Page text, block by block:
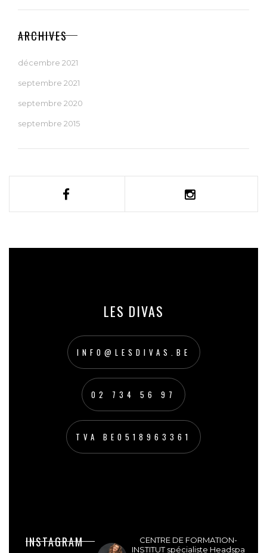
ARCHIVES
décembre 2021
septembre 2021
septembre 2020
septembre 2015
LES DIVAS
INFO@LESDIVAS.BE
02 734 56 97
TVA BE0518963361
INSTAGRAM
CENTRE DE FORMATION-
INSTITUT spécialiste Headspa